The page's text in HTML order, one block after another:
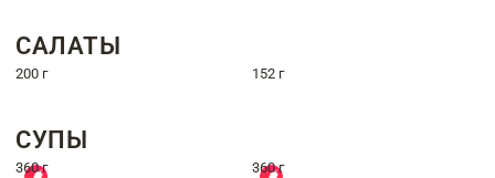
САЛАТЫ
200 г 152 г
СУПЫ
360 г 360 г